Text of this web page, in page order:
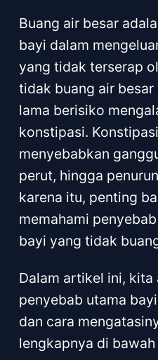
Buang air besar
bayi dalam
yang tidak terserap
tidak buang air
lama berisiko
konstipasi.
menyebabkan
perut, hingga
karena itu, penting
memahami
bayi yang tidak
Dalam artikel ini, kita
penyebab utama
dan cara
lengkapnya di bawah